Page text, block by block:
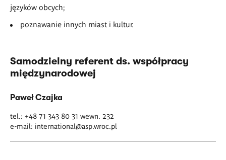
języków obcych;
poznawanie innych miast i kultur.
Samodzielny referent ds. współpracy
międzynarodowej
Paweł Czajka
tel.: +48 71 343 80 31 wewn. 232
e-mail: international@asp.wroc.pl